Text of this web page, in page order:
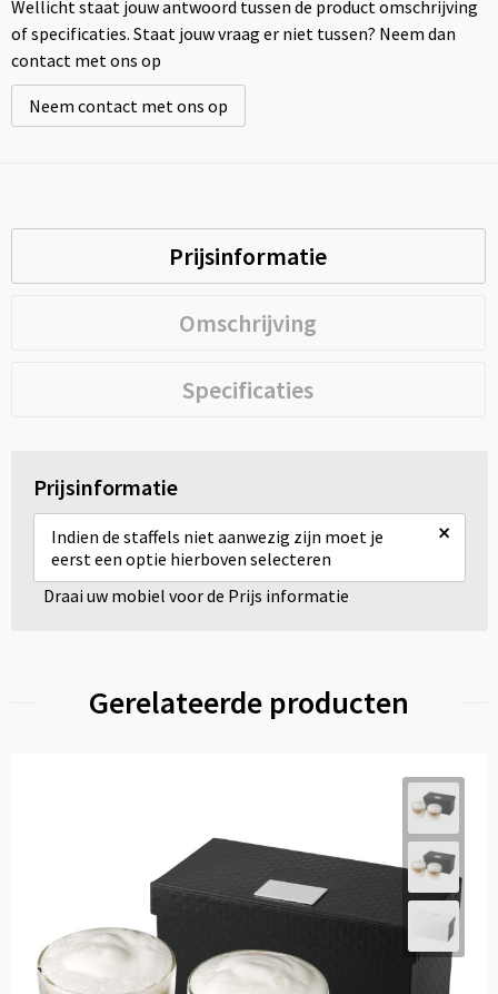
Wellicht staat jouw antwoord tussen de product omschrijving
of specificaties. Staat jouw vraag er niet tussen? Neem dan
contact met ons op
Neem contact met ons op
Prijsinformatie
Omschrijving
Specificaties
Prijsinformatie
Indien de staffels niet aanwezig zijn moet je
eerst een optie hierboven selecteren
×
Draai uw mobiel voor de Prijs informatie
Gerelateerde producten